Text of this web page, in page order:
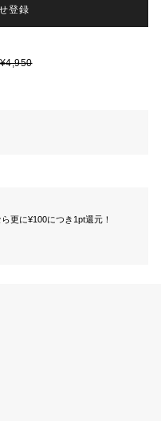
登録
¥4,950
更に¥100につき1pt還元！